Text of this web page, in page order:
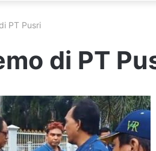
PT Pusri
di PT